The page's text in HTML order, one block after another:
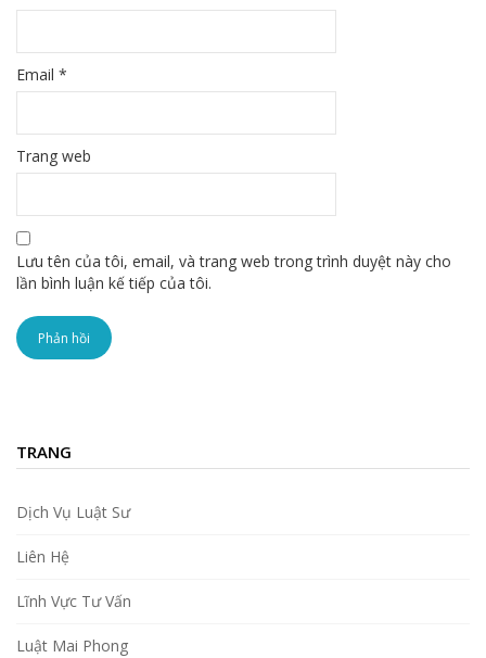
Email *
Trang web
Lưu tên của tôi, email, và trang web trong trình duyệt này cho
lần bình luận kế tiếp của tôi.
TRANG
Dịch Vụ Luật Sư
Liên Hệ
Lĩnh Vực Tư Vấn
Luật Mai Phong